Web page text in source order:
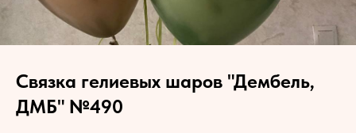
Связка гелиевых шаров "Дембель,
ДМБ" №490